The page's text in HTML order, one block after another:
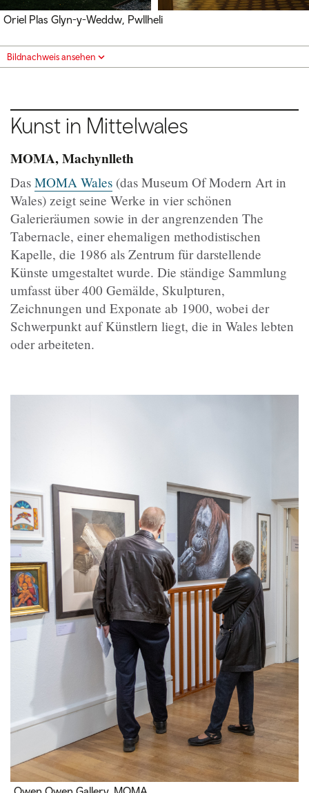
Oriel Plas Glyn-y-Weddw, Pwllheli
Bildnachweis ansehen
Kunst in Mittelwales
MOMA, Machynlleth
Das MOMA Wales (das Museum Of Modern Art in
Wales) zeigt seine Werke in vier schönen
Galerieräumen sowie in der angrenzenden The
Tabernacle, einer ehemaligen methodistischen
Kapelle, die 1986 als Zentrum für darstellende
Künste umgestaltet wurde. Die ständige Sammlung
umfasst über 400 Gemälde, Skulpturen,
Zeichnungen und Exponate ab 1900, wobei der
Schwerpunkt auf Künstlern liegt, die in Wales lebten
oder arbeiteten.